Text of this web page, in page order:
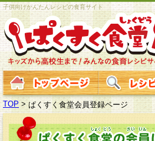
子供向けかんたんレシピの食育サイト
TOP > ぱくすく食堂会員登録ページ